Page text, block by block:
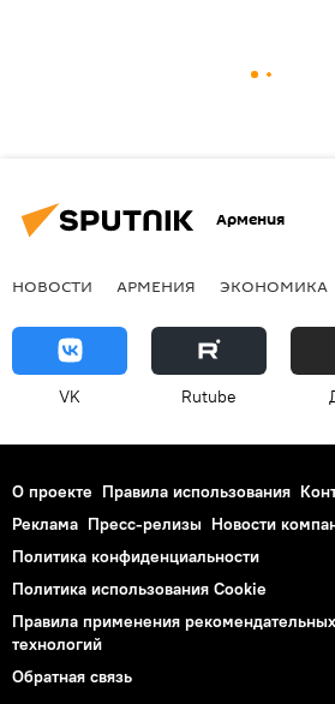
Армения
НОВОСТИ АРМЕНИЯ ЭКОНОМИКА
VK Rutube
О проекте Правила использования
Реклама Пресс-релизы Новости
Политика конфиденциальности
Политика использования Cookie
Правила применения рекомендательных
технологий
Обратная связь